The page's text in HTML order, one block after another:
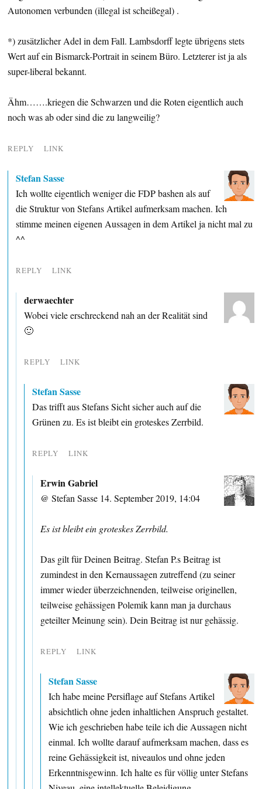
Autonomen verbunden (illegal ist scheißegal) .
*) zusätzlicher Adel in dem Fall. Lambsdorff legte übrigens stets
Wert auf ein Bismarck-Portrait in seinem Büro. Letzterer ist ja als
super-liberal bekannt.
Ähm…….kriegen die Schwarzen und die Roten eigentlich auch
noch was ab oder sind die zu langweilig?
REPLY LINK
Stefan Sasse
Ich wollte eigentlich weniger die FDP bashen als auf
die Struktur von Stefans Artikel aufmerksam machen. Ich
stimme meinen eigenen Aussagen in dem Artikel ja nicht mal zu
^^
REPLY LINK
derwaechter
Wobei viele erschreckend nah an der Realität sind
🙂
REPLY LINK
Stefan Sasse
Das trifft aus Stefans Sicht sicher auch auf die
Grünen zu. Es ist bleibt ein groteskes Zerrbild.
REPLY LINK
Erwin Gabriel
@ Stefan Sasse 14. September 2019, 14:04
Es ist bleibt ein groteskes Zerrbild.
Das gilt für Deinen Beitrag. Stefan P.s Beitrag ist
zumindest in den Kernaussagen zutreffend (zu seiner
immer wieder überzeichnenden, teilweise originellen,
teilweise gehässigen Polemik kann man ja durchaus
geteilter Meinung sein). Dein Beitrag ist nur gehässig.
REPLY LINK
Stefan Sasse
Ich habe meine Persiflage auf Stefans Artikel
absichtlich ohne jeden inhaltlichen Anspruch gestaltet.
Wie ich geschrieben habe teile ich die Aussagen nicht
einmal. Ich wollte darauf aufmerksam machen, dass es
reine Gehässigkeit ist, niveaulos und ohne jeden
Erkenntnisgewinn. Ich halte es für völlig unter Stefans